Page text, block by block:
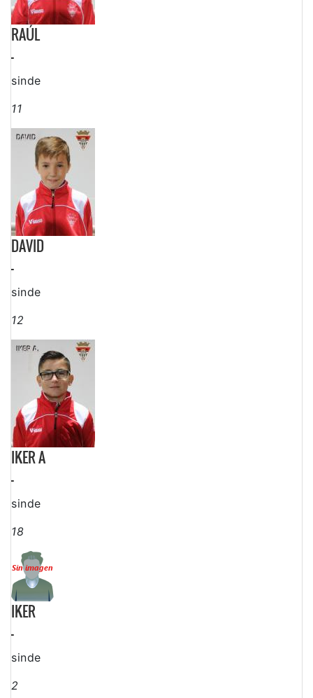
RAÚL
-
sinde
11
DAVID
-
sinde
12
IKER A
-
sinde
18
IKER
-
sinde
2